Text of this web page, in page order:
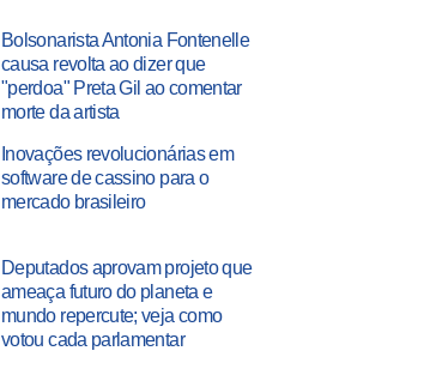
Bolsonarista Antonia Fontenelle
causa revolta ao dizer que
"perdoa" Preta Gil ao comentar
morte da artista
Inovações revolucionárias em
software de cassino para o
mercado brasileiro
Deputados aprovam projeto que
ameaça futuro do planeta e
mundo repercute; veja como
votou cada parlamentar